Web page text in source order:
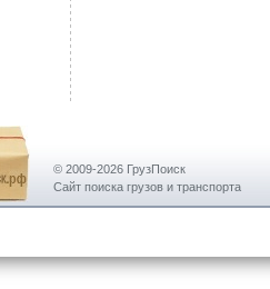
© 2009-2026 ГрузПоиск
Сайт поиска грузов и транспорта